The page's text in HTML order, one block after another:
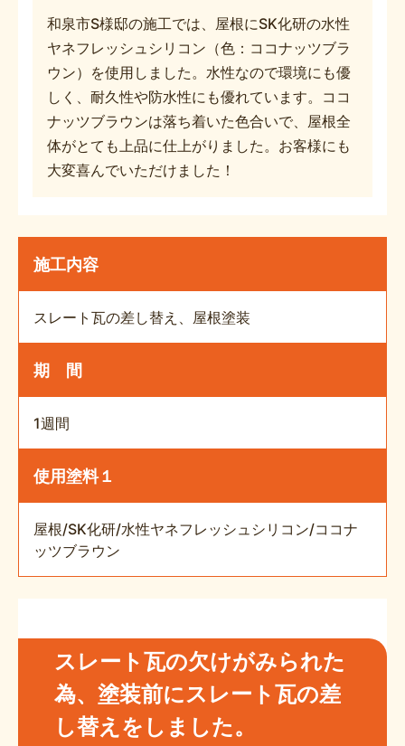
和泉市S様邸の施工では、屋根にSK化研の水性
ヤネフレッシュシリコン（色：ココナッツブラ
ウン）を使用しました。水性なので環境にも優
しく、耐久性や防水性にも優れています。ココ
ナッツブラウンは落ち着いた色合いで、屋根全
体がとても上品に仕上がりました。お客様にも
大変喜んでいただけました！
施工内容
スレート瓦の差し替え、屋根塗装
期 間
1週間
使用塗料１
屋根/SK化研/水性ヤネフレッシュシリコン/ココナ
ッツブラウン
スレート瓦の欠けがみられた
為、塗装前にスレート瓦の差
し替えをしました。